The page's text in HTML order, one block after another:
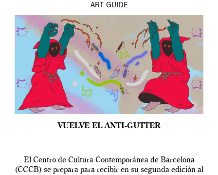
ART GUIDE
VUELVE EL ANTI-GUTTER
El Centro de Cultura Contemporánea de Barcelona
(CCCB) se prepara para recibir en su segunda edición al